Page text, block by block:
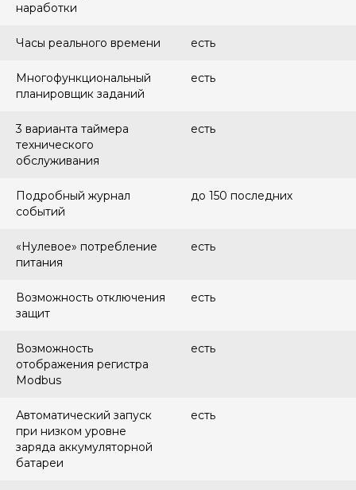
наработки
Часы реального времени есть
Многофункциональный
планировщик заданий
есть
3 варианта таймера
технического
обслуживания
есть
Подробный журнал
событий
до 150 последних
«Нулевое» потребление
питания
есть
Возможность отключения
защит
есть
Возможность
отображения регистра
Modbus
есть
Автоматический запуск
при низком уровне
заряда аккумуляторной
батареи
есть